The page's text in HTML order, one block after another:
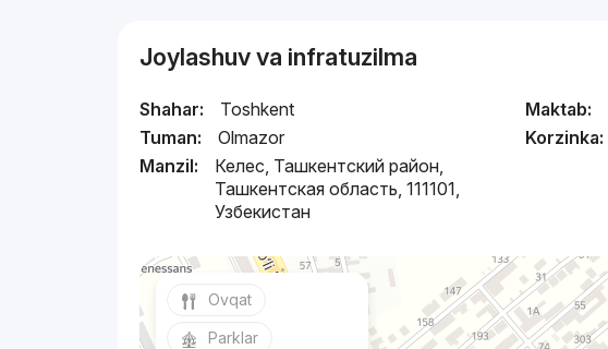
Joylashuv va infratuzilma
Shahar:
Toshkent
Tuman:
Olmazor
Manzil:
Келес, Ташкентский район,
Ташкентская область, 111101,
Узбекистан
Maktab:
Korzinka:
Ovqat
Parklar